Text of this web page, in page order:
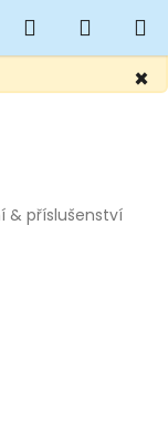
×
Hledat
KOŠÍK
& příslušenství